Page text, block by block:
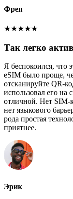
Фрея
★★★★★
Так легко
Я беспокоился, что
eSIM было проще,
отсканируйте QR-
использовал его на
отличной. Нет SIM-
нет языкового
рода простая
приятнее.
Эрик